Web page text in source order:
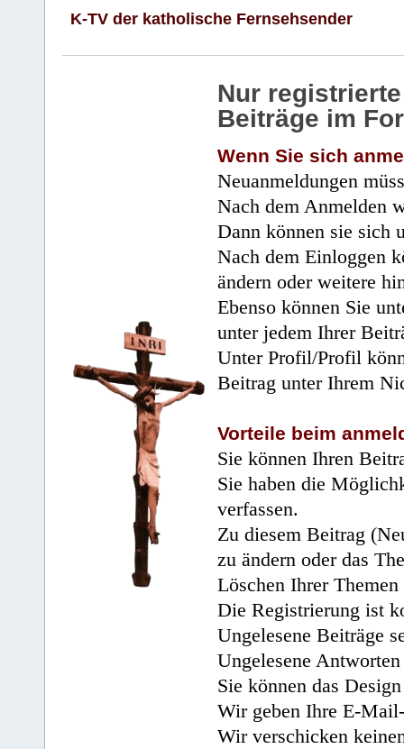
K-TV der katholische Fernsehsender
Nur
Beiträge im
Wenn Sie sich
Neuanmeldungen
Nach dem Anmelden
Dann können sie sich
Nach dem Einloggen
ändern oder weitere
Ebenso können Sie
unter jedem Ihrer
Unter Profil/Profil
Beitrag unter Ihrem
Vorteile beim
Sie können Ihren
Sie haben die
verfassen.
Zu diesem Beitrag
zu ändern oder das
Löschen Ihrer
Die Registrierung ist
Ungelesene Beiträge
Ungelesene
Sie können das
Wir geben Ihre E-
Wir verschicken